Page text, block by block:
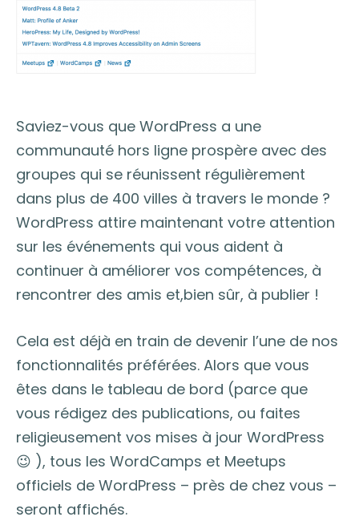
Saviez-vous que WordPress a une
communauté hors ligne prospère avec des
groupes qui se réunissent régulièrement
dans plus de 400 villes à travers le monde ?
WordPress attire maintenant votre attention
sur les événements qui vous aident à
continuer à améliorer vos compétences, à
rencontrer des amis et,bien sûr, à publier !
Cela est déjà en train de devenir l’une de nos
fonctionnalités préférées. Alors que vous
êtes dans le tableau de bord (parce que
vous rédigez des publications, ou faites
religieusement vos mises à jour WordPress
😉 ), tous les WordCamps et Meetups
officiels de WordPress – près de chez vous –
seront affichés.